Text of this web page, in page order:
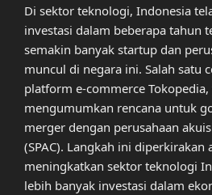
Di sektor teknologi, Indonesia
investasi dalam beberapa tahun
semakin banyak startup dan
muncul di negara ini. Salah satu
platform e-commerce
mengumumkan rencana untuk
merger dengan perusahaan
(SPAC). Langkah ini diperkirakan
meningkatkan sektor teknologi
lebih banyak investasi dalam